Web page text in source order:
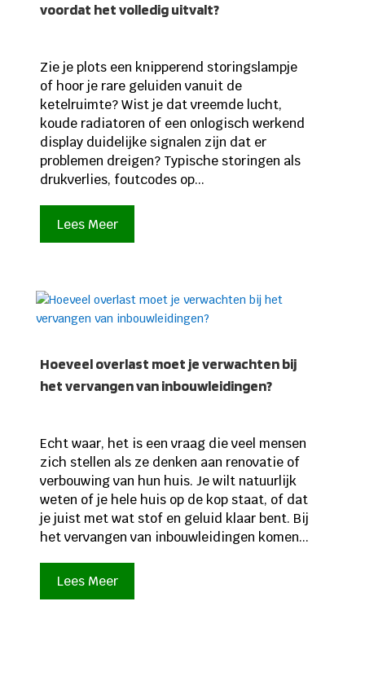
voordat het volledig uitvalt?
Zie je plots een knipperend storingslampje
of hoor je rare geluiden vanuit de
ketelruimte? Wist je dat vreemde lucht,
koude radiatoren of een onlogisch werkend
display duidelijke signalen zijn dat er
problemen dreigen? Typische storingen als
drukverlies, foutcodes op...
Lees Meer
Hoeveel overlast moet je verwachten bij
het vervangen van inbouwleidingen?
Echt waar, het is een vraag die veel mensen
zich stellen als ze denken aan renovatie of
verbouwing van hun huis. Je wilt natuurlijk
weten of je hele huis op de kop staat, of dat
je juist met wat stof en geluid klaar bent. Bij
het vervangen van inbouwleidingen komen...
Lees Meer